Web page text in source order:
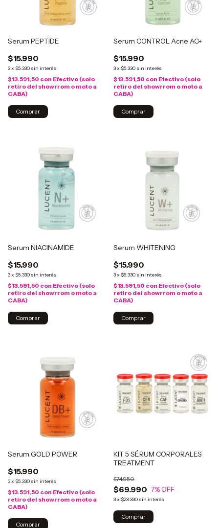
Serum PEPTIDE
$15.990
3x $5.330 sin interés
$13.591,50 con Efectivo (solo
retiro del showrrom o moto a
CABA)
Serum CONTROL Acne AC+
$15.990
3x $5.330 sin interés
$13.591,50 con Efectivo (solo
retiro del showrrom o moto a
CABA)
Serum NIACINAMIDE
$15.990
3x $5.330 sin interés
$13.591,50 con Efectivo (solo
retiro del showrrom o moto a
CABA)
Serum WHITENING
$15.990
3x $5.330 sin interés
$13.591,50 con Efectivo (solo
retiro del showrrom o moto a
CABA)
Serum GOLD POWER
$15.990
3x $5.330 sin interés
$13.591,50 con Efectivo (solo
retiro del showrrom o moto a
CABA)
KIT 5 SÉRUM CORPORALES
TREATMENT
$69.990
$74.950
7% OFF
3x $23.330 sin interés